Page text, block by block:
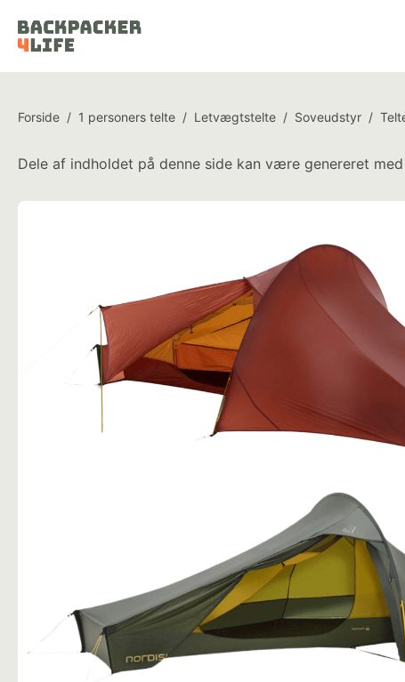
Forside / 1 personers telte / Letvægtstelte / Soveudstyr /
Dele af indholdet på denne side kan være genereret